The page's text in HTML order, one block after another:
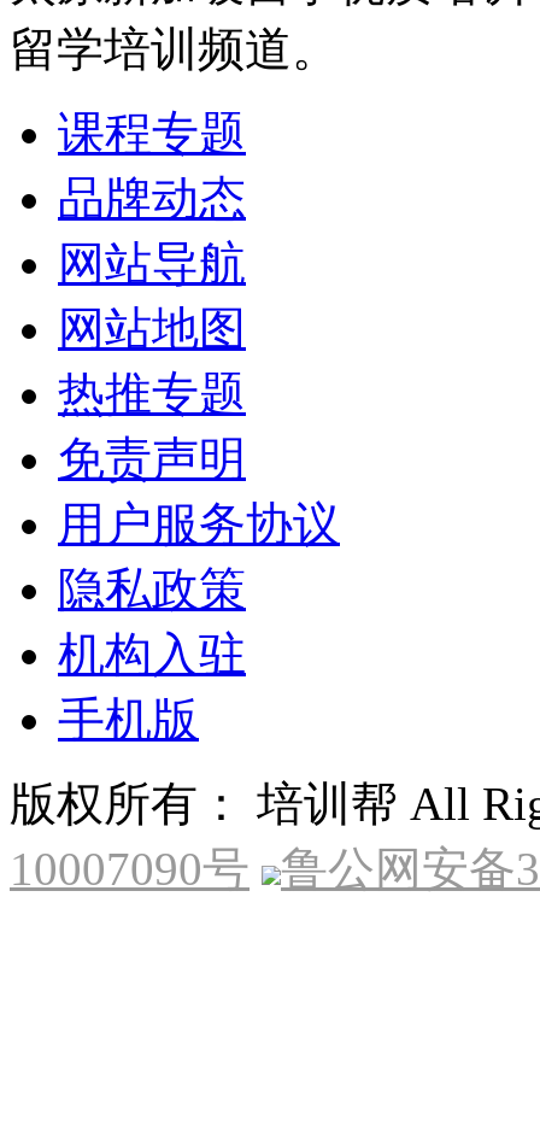
留学培训频道。
课程专题
品牌动态
网站导航
网站地图
热推专题
免责声明
用户服务协议
隐私政策
机构入驻
手机版
版权所有： 培训帮 All
10007090号
鲁公网安备